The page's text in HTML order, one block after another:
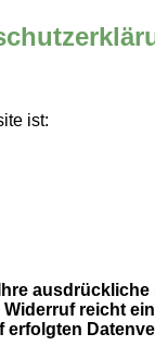
ist:
reicht
erfolgten